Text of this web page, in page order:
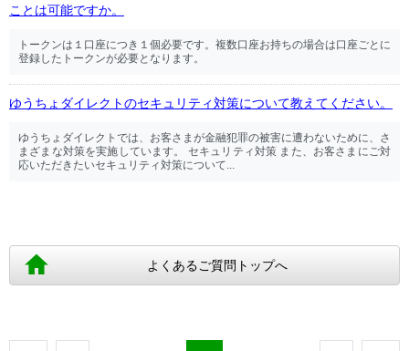
ことは可能ですか。
トークンは１口座につき１個必要です。複数口座お持ちの場合は口座ごとに
登録したトークンが必要となります。
ゆうちょダイレクトのセキュリティ対策について教えてください。
ゆうちょダイレクトでは、お客さまが金融犯罪の被害に遭わないために、さ
まざまな対策を実施しています。 セキュリティ対策 また、お客さまにご対
応いただきたいセキュリティ対策について...
よくあるご質問トップへ